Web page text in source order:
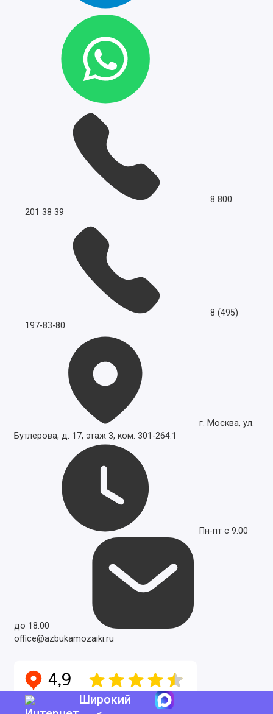
Широкий
8 800
201 38 39
8 (495)
197-83-80
г. Москва, ул.
Бутлерова, д. 17, этаж 3, ком. 301-264.1
Пн-пт с 9.00
до 18.00
office@azbukamozaiki.ru